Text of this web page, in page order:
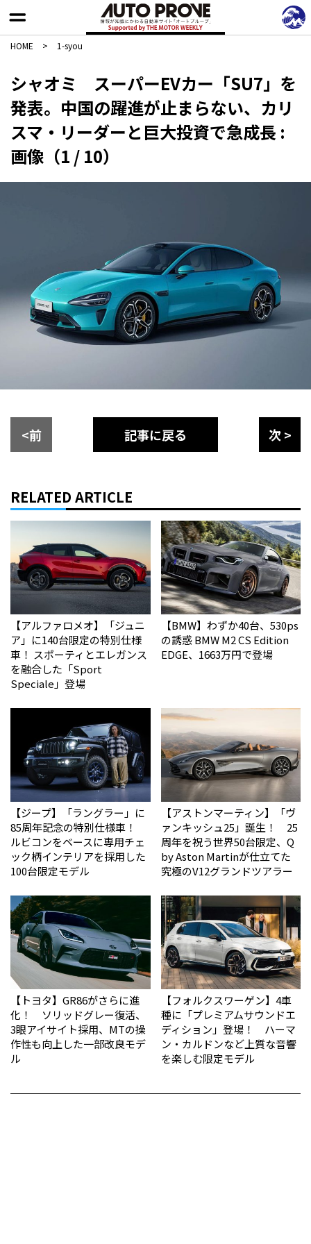
HOME > 1-syou
シャオミ スーパーEVカー「SU7」を
発表。中国の躍進が止まらない、カリ
スマ・リーダーと巨大投資で急成長 :
画像（1 / 10）
<前 記事に戻る 次 >
RELATED ARTICLE
【アルファロメオ】「ジュニ
ア」に140台限定の特別仕様
車！ スポーティとエレガンス
を融合した「Sport
Speciale」登場
【BMW】わずか40台、530ps
の誘惑 BMW M2 CS Edition
EDGE、1663万円で登場
【ジープ】「ラングラー」に
85周年記念の特別仕様車！
ルビコンをベースに専用チェ
ック柄インテリアを採用した
100台限定モデル
【アストンマーティン】「ヴ
ァンキッシュ25」誕生！ 25
周年を祝う世界50台限定、Q
by Aston Martinが仕立てた
究極のV12グランドツアラー
【トヨタ】GR86がさらに進
化！ ソリッドグレー復活、
3眼アイサイト採用、MTの操
作性も向上した一部改良モデ
ル
【フォルクスワーゲン】4車
種に「プレミアムサウンドエ
ディション」登場！ ハーマ
ン・カルドンなど上質な音響
を楽しむ限定モデル